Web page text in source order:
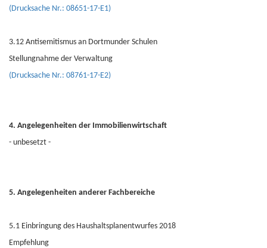
(Drucksache Nr.: 08651-17-E1)
3.12 Antisemitismus an Dortmunder Schulen
Stellungnahme der Verwaltung
(Drucksache Nr.: 08761-17-E2)
4. Angelegenheiten der Immobilienwirtschaft
- unbesetzt -
5. Angelegenheiten anderer Fachbereiche
5.1 Einbringung des Haushaltsplanentwurfes 2018
Empfehlung